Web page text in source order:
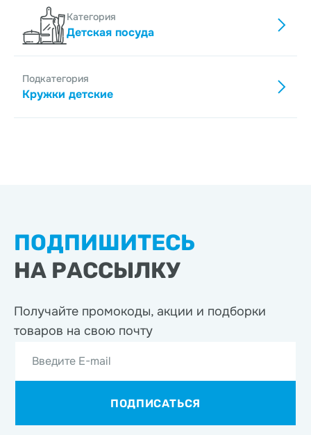
Категория
Детская посуда
Подкатегория
Кружки детские
ПОДПИШИТЕСЬ
НА РАССЫЛКУ
Получайте промокоды, акции и подборки
товаров на свою почту
Введите E-mail
ПОДПИСАТЬСЯ